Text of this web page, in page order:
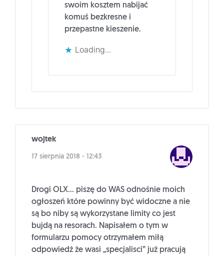
swoim kosztem nabijać
komuś bezkresne i
przepastne kieszenie.
Loading...
wojtek
17 sierpnia 2018 - 12:43
Drogi OLX… piszę do WAS odnośnie moich
ogłoszeń które powinny być widoczne a nie
są bo niby są wykorzystane limity co jest
bujdą na resorach. Napisałem o tym w
formularzu pomocy otrzymałem miłą
odpowiedź że wasi „specjalisci” już pracują